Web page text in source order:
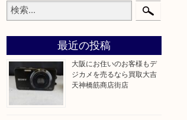
最近の投稿
大阪にお住いのお客様もデ
ジカメを売るなら買取大吉
天神橋筋商店街店